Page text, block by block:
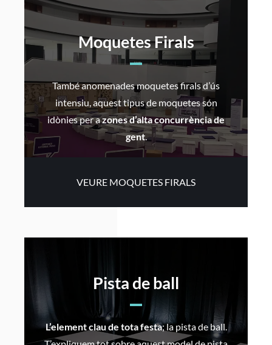
Moquetes Firals
També anomenades moquetes firals d’ús
intensiu, aquest tipus de moquetes són
idònies per azones d’alta concurrència de
gent.
VEURE MOQUETES FIRALS
Pista de ball
L’element clau de tota festa; la pista de ball.